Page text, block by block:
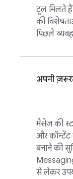
टूल मिलते
की
पिछले
अपनी
मैसेज की
और
बनाने की
से लेकर